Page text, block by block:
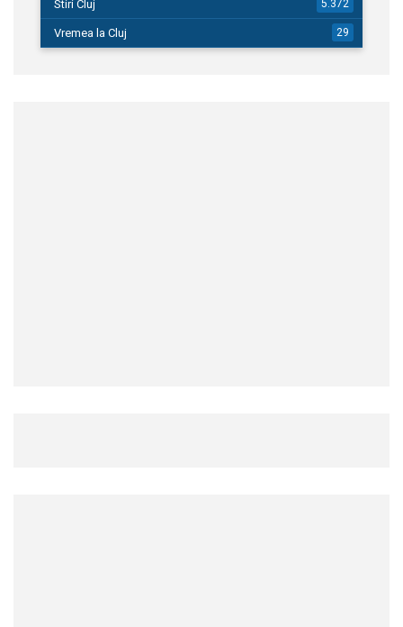
Stiri Cluj 5.372
Vremea la Cluj 29